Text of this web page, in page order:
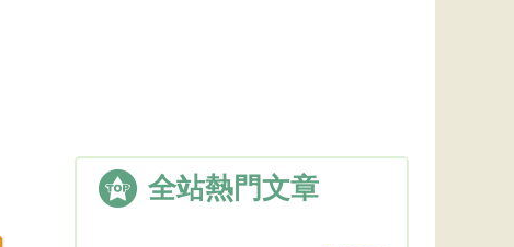
全站熱門文章